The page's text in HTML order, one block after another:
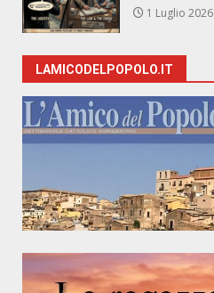
1 Luglio 2026
LAMICODELPOPOLO.IT